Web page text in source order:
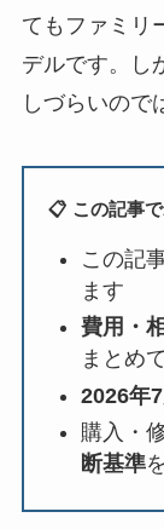
てもファミリ
デルです。し
しづらいので
📋 この記事
この記
ます
費用・
まとめ
2026年
購入・
断基準